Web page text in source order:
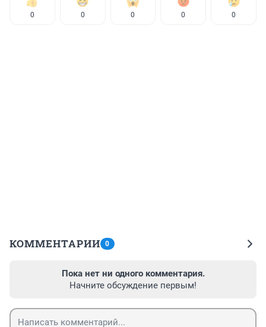
0 0 0 0 0
КОММЕНТАРИИ 0
Пока нет ни одного комментария.
Начните обсуждение первым!